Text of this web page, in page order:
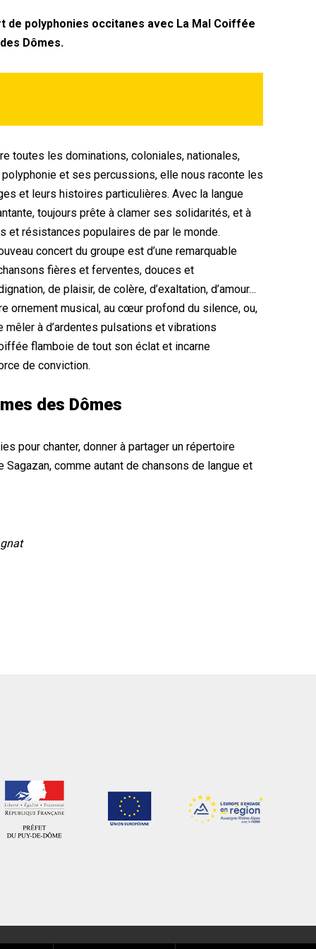
de polyphonies occitanes avec La Mal Coiffée
Dômes.
toutes les dominations, coloniales, nationales,
et ses percussions, elle nous raconte les
et leurs histoires particulières. Avec la langue
toujours prête à clamer ses solidarités, et à
et résistances populaires de par le monde.
concert du groupe est d’une remarquable
fières et ferventes, douces et
de plaisir, de colère, d’exaltation, d’amour…
ornement musical, au cœur profond du silence, ou,
à d’ardentes pulsations et vibrations
flamboie de tout son éclat et incarne
de conviction.
des Dômes
pour chanter, donner à partager un répertoire
comme autant de chansons de langue et